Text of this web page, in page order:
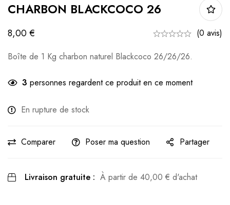
CHARBON BLACKCOCO 26
8,00€
(0 avis)
Boîte de 1 Kg charbon naturel Blackcoco 26/26/26.
3 personnes regardent ce produit en ce moment
En rupture de stock
Comparer Poser ma question Partager
Livraison gratuite : À partir de 40,00 € d'achat